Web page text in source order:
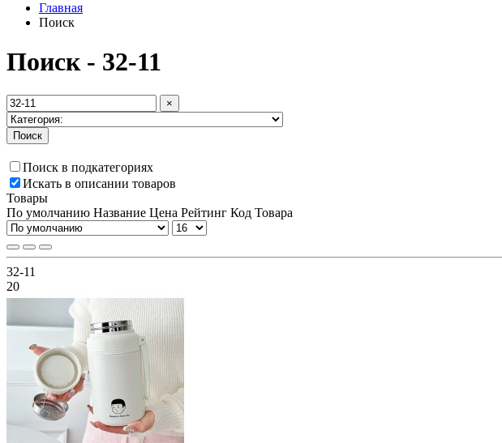
Главная
Поиск
Поиск - 32-11
×
Поиск
Поиск в подкатегориях
Искать в описании товаров
Товары
По умолчанию Название Цена Рейтинг Код Товара
32-11
20